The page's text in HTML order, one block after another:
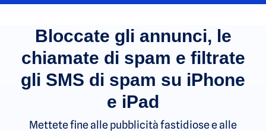
Bloccate gli annunci, le
chiamate di spam e filtrate
gli SMS di spam su iPhone
e iPad
Mettete fine alle pubblicità fastidiose e alle